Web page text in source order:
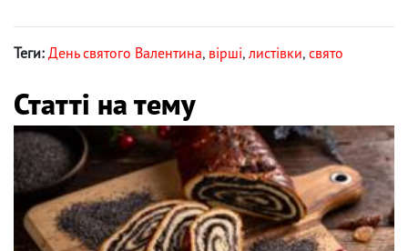
Теги: День святого Валентина, вірші, листівки, свято
Статті на тему